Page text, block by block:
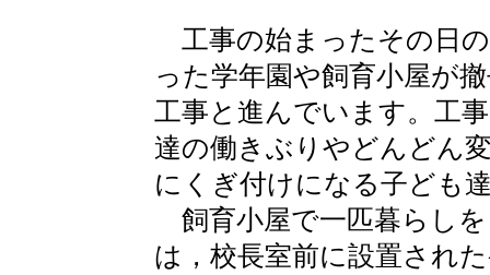
工事の始まったその日
った学年園や飼育小屋が
工事と進んでいます。工
達の働きぶりやどんどん
にくぎ付けになる子ども
飼育小屋で一匹暮らし
は，校長室前に設置され